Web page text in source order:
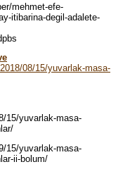
mehmet-efe-
itibarina-degil-adalete-
08/15/yuvarlak-masa-
15/yuvarlak-masa-
15/yuvarlak-masa-
ii-bolum/